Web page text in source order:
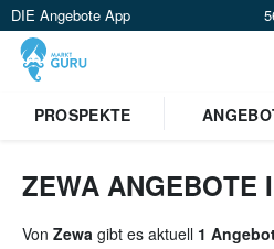
DIE Angebote App
PROSPEKTE
ZEWA ANGEBOTE
Von Zewa gibt es aktuell 1